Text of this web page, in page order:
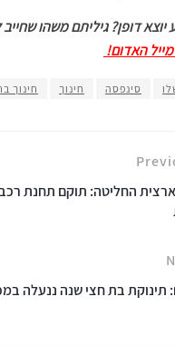
יוצא דופן? גיליתם משהו
האדום!
סינפסה חינוך חינוך
החליטה: תוקם תחנת
תינוקת בת חצי שנה ננעלה